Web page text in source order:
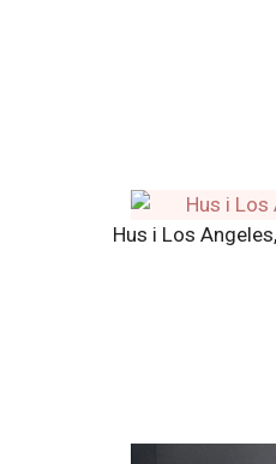
Hus i Los